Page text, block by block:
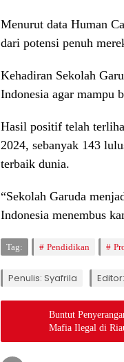
Menurut data Human
dari potensi penuh
Kehadiran Sekolah
Indonesia agar mampu
Hasil positif telah
2024, sebanyak 143
terbaik dunia.
“Sekolah Garuda
Indonesia menembus
Tag: Pendidikan
Penulis: Syafrila
Buntut
Mafia Ilegal di